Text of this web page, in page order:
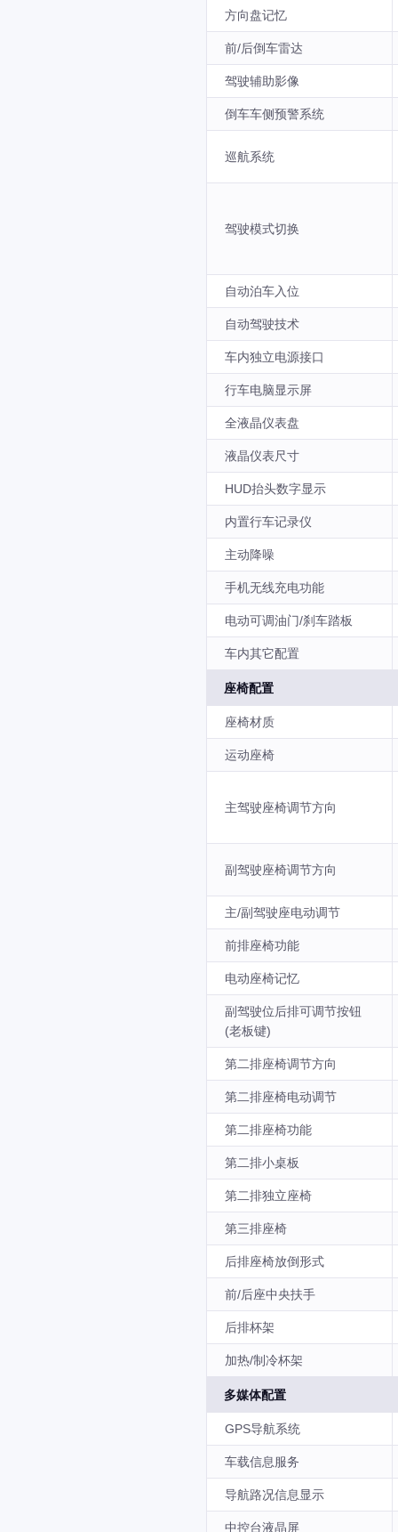
方向盘记忆
前/后倒车雷达
驾驶辅助影像
倒车车侧预警系统
巡航系统
驾驶模式切换
自动泊车入位
自动驾驶技术
车内独立电源接口
行车电脑显示屏
全液晶仪表盘
液晶仪表尺寸
HUD抬头数字显示
内置行车记录仪
主动降噪
手机无线充电功能
电动可调油门/刹车踏板
车内其它配置
座椅配置
座椅材质
运动座椅
主驾驶座椅调节方向
副驾驶座椅调节方向
主/副驾驶座电动调节
前排座椅功能
电动座椅记忆
副驾驶位后排可调节按钮
(老板键)
第二排座椅调节方向
第二排座椅电动调节
第二排座椅功能
第二排小桌板
第二排独立座椅
第三排座椅
后排座椅放倒形式
前/后座中央扶手
后排杯架
加热/制冷杯架
多媒体配置
GPS导航系统
车载信息服务
导航路况信息显示
中控台液晶屏